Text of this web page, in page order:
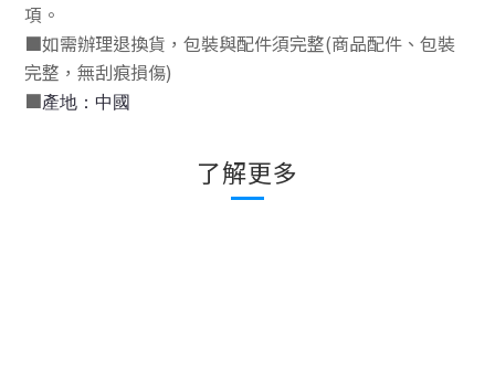
項。
■如需辦理退換貨，包裝與配件須完整(商品配件、包裝
完整，無刮痕損傷)
■產地：中國
了解更多